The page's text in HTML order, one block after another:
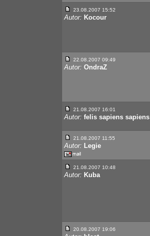
23.08.2007 15:52
Autor: Kocour
22.08.2007 09:49
Autor: OndraZ
21.08.2007 16:01
Autor: felis sapiens sapiens
21.08.2007 11:55
Autor: Legie
21.08.2007 10:48
Autor: Kuba
20.08.2007 19:06